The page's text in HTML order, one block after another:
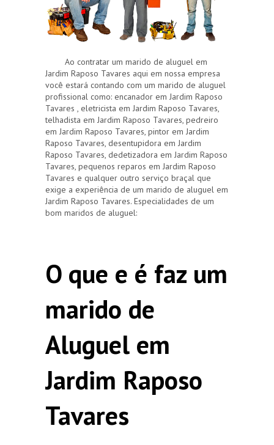
Ao contratar um marido de aluguel em
Jardim Raposo Tavares aqui em nossa empresa
você estará contando com um marido de aluguel
profissional como: encanador em Jardim Raposo
Tavares , eletricista em Jardim Raposo Tavares,
telhadista em Jardim Raposo Tavares, pedreiro
em Jardim Raposo Tavares, pintor em Jardim
Raposo Tavares, desentupidora em Jardim
Raposo Tavares, dedetizadora em Jardim Raposo
Tavares, pequenos reparos em Jardim Raposo
Tavares e qualquer outro serviço braçal que
exige a experiência de um marido de aluguel em
Jardim Raposo Tavares. Especialidades de um
bom maridos de aluguel:
O que e é faz um
marido de
Aluguel em
Jardim Raposo
Tavares